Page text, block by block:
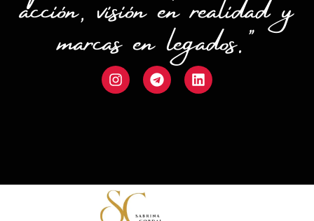
marcas en legados."